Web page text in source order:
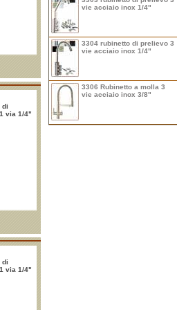
di
via 1/4"
di
via 1/4"
vie acciaio inox 1/4"
3304 rubinetto di prelievo 3
vie acciaio inox 1/4"
3306 Rubinetto a molla 3
vie acciaio inox 3/8"